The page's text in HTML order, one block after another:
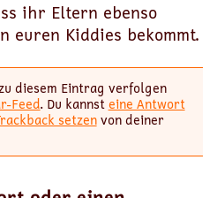
ihr Eltern ebenso
euren Kiddies bekommt.
diesem Eintrag verfolgen
Feed. Du kannsteine Antwort
setzenvon deiner